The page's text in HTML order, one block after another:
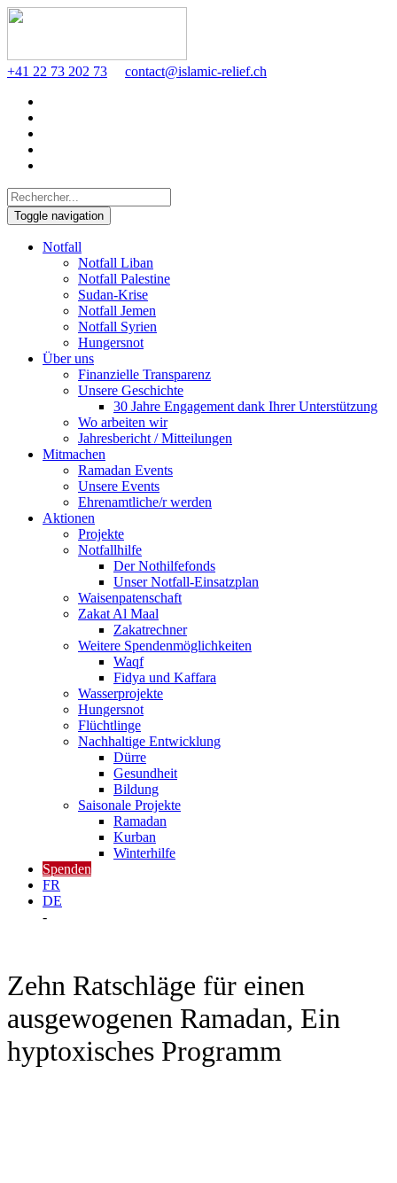
+41 22 73 202 73 contact@islamic-relief.ch
Toggle navigation
Notfall
Notfall Liban
Notfall Palestine
Sudan-Krise
Notfall Jemen
Notfall Syrien
Hungersnot
Über uns
Finanzielle Transparenz
Unsere Geschichte
30 Jahre Engagement dank Ihrer Unterstützung
Wo arbeiten wir
Jahresbericht / Mitteilungen
Mitmachen
Ramadan Events
Unsere Events
Ehrenamtliche/r werden
Aktionen
Projekte
Notfallhilfe
Der Nothilfefonds
Unser Notfall-Einsatzplan
Waisenpatenschaft
Zakat Al Maal
Zakatrechner
Weitere Spendenmöglichkeiten
Waqf
Fidya und Kaffara
Wasserprojekte
Hungersnot
Flüchtlinge
Nachhaltige Entwicklung
Dürre
Gesundheit
Bildung
Saisonale Projekte
Ramadan
Kurban
Winterhilfe
Spenden
FR
DE
-
Zehn Ratschläge für einen
ausgewogenen Ramadan, Ein
hyptoxisches Programm